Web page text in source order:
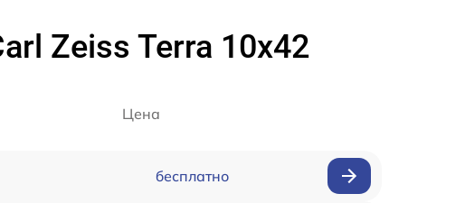
Zeiss Terra 10x42
Цена
бесплатно